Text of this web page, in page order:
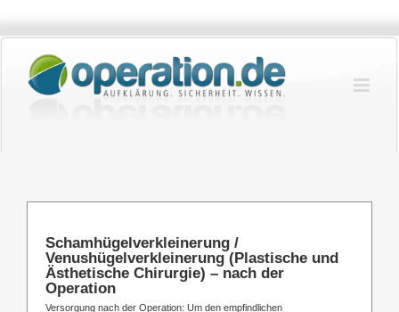
springen
Schamhügelverkleinerung /
Venushügelverkleinerung (Plastische und
Ästhetische Chirurgie) – nach der
Operation
Versorgung nach der Operation: Um den empfindlichen